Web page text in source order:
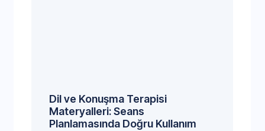
Dil ve Konuşma Terapisi
Materyalleri: Seans
Planlamasında Doğru Kullanım